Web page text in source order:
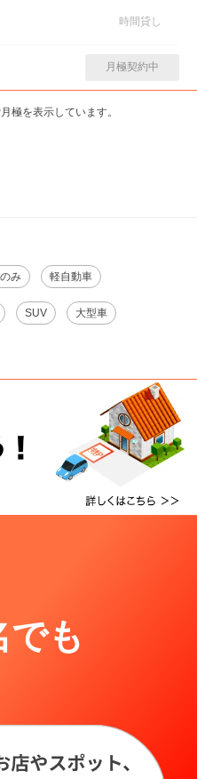
時間貸し
月極契約中
極を表示しています。
み 軽自動車
SUV 大型車
でも